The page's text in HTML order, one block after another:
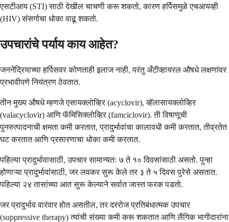
एसटीआय (STI) साठी देखील चाचणी करू शकतो, कारण हर्पिसमुळे एचआयव्ही
(HIV) संसर्गाचा धोका वाढू शकतो.
उपचारांचे पर्याय काय आहेत?
जननेंद्रियाच्या हर्पिसवर कोणताही इलाज नाही, परंतु अँटीव्हायरल औषधे लक्षणांवर
प्रभावीपणे नियंत्रण ठेवतात.
तीन मुख्य औषधे म्हणजे एसायक्लोव्हिर (acyclovir), व्हॅलासायक्लोव्हिर
(valacyclovir) आणि फॅमिसिक्लोव्हिर (famciclovir). ती विषाणूची
पुनरुत्पादनाची क्षमता कमी करतात, प्रादुर्भावांचा कालावधी कमी करतात, तीव्रतेत
घट करतात आणि प्रसारणाचा धोका कमी करतात.
पहिल्या प्रादुर्भावासाठी, उपचार सामान्यतः ७ ते १० दिवसांसाठी असतो. पुन्हा
होणाऱ्या प्रादुर्भावांसाठी, जर लवकर सुरू केले तर ३ ते ५ दिवस पुरेसे असतात.
पहिल्या २४ तासांच्या आत सुरू केल्याने सर्वात जास्त फरक पडतो.
जर प्रादुर्भाव वारंवार होत असतील, तर दररोज प्रतिबंधात्मक उपचार
(suppressive therapy) त्यांची संख्या कमी करू शकतात आणि लैंगिक भागीदारांना